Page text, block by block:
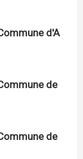
d'A
de
de